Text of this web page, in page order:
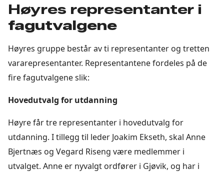
Høyres representanter i
fagutvalgene
Høyres gruppe består av ti representanter og tretten
vararepresentanter. Representantene fordeles på de
fire fagutvalgene slik:
Hovedutvalg for utdanning
Høyre får tre representanter i hovedutvalg for
utdanning. I tillegg til leder Joakim Ekseth, skal Anne
Bjertnæs og Vegard Riseng være medlemmer i
utvalget. Anne er nyvalgt ordfører i Gjøvik, og har i